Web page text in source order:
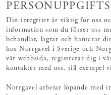
Din integritet är viktig för oss
information som du förser oss
behandlar, lagrar och hanterar
hos Norrgavel i Sverige och
vår webbsida, registrerar dig i
kontakter med oss, till exempel
Norrgavel arbetar löpande med